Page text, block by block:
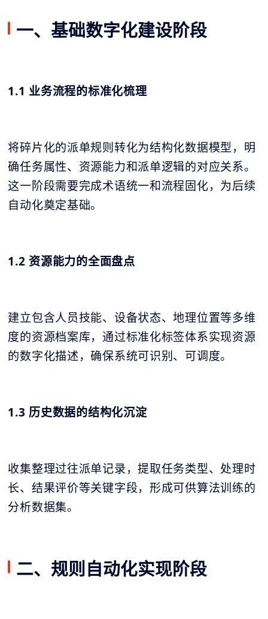
一、基础数字化建设阶段
1.1 业务流程的标准化梳理
将碎片化的派单规则转化为结构化数据模型，明
确任务属性、资源能力和派单逻辑的对应关系。
这一阶段需要完成术语统一和流程固化，为后续
自动化奠定基础。
1.2 资源能力的全面盘点
建立包含人员技能、设备状态、地理位置等多维
度的资源档案库，通过标准化标签体系实现资源
的数字化描述，确保系统可识别、可调度。
1.3 历史数据的结构化沉淀
收集整理过往派单记录，提取任务类型、处理时
长、结果评价等关键字段，形成可供算法训练的
分析数据集。
二、规则自动化实现阶段